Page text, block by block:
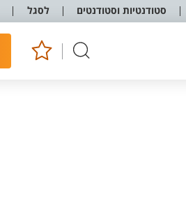
סטודנטיות וסטודנטים לסגל